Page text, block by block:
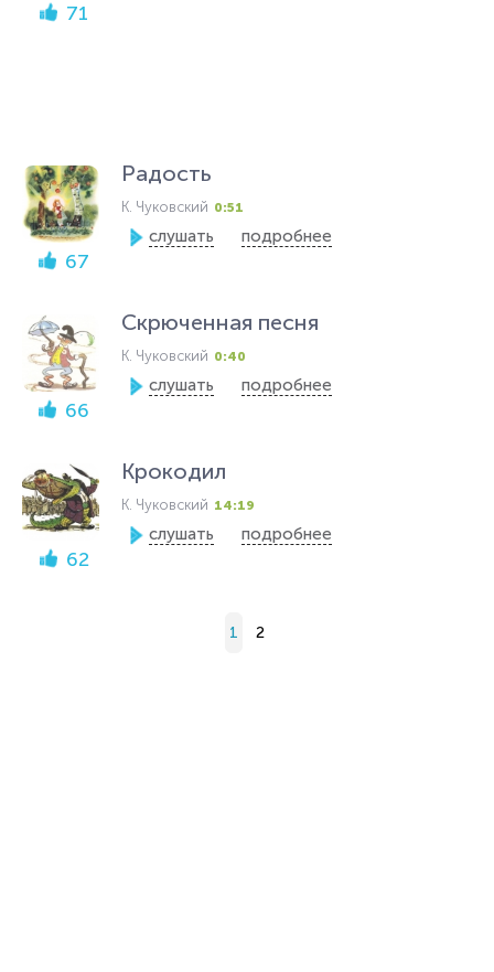
71
67
Радость
К. Чуковский 0:51
слушать подробнее
66
Скрюченная песня
К. Чуковский 0:40
слушать подробнее
62
Крокодил
К. Чуковский 14:19
слушать подробнее
1 2